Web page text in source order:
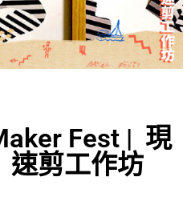
Fest | 現
速剪工作坊